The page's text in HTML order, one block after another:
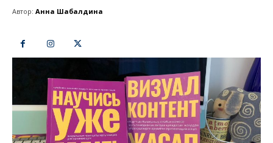
Автор: Анна Шабалдина